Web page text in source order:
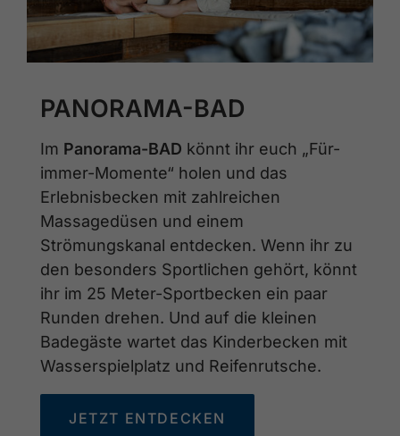
PANORAMA-BAD
Im Panorama-BAD könnt ihr euch „Für-
immer-Momente“ holen und das
Erlebnisbecken mit zahlreichen
Massagedüsen und einem
Strömungskanal entdecken. Wenn ihr zu
den besonders Sportlichen gehört, könnt
ihr im 25 Meter-Sportbecken ein paar
Runden drehen. Und auf die kleinen
Badegäste wartet das Kinderbecken mit
Wasserspielplatz und Reifenrutsche.
JETZT ENTDECKEN